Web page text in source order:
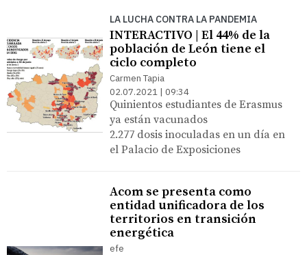
LA LUCHA CONTRA LA PANDEMIA
INTERACTIVO | El 44% de la
población de León tiene el
ciclo completo
Carmen Tapia
02.07.2021 | 09:34
Quinientos estudiantes de Erasmus
ya están vacunados
2.277 dosis inoculadas en un día en
el Palacio de Exposiciones
Acom se presenta como
entidad unificadora de los
territorios en transición
energética
efe